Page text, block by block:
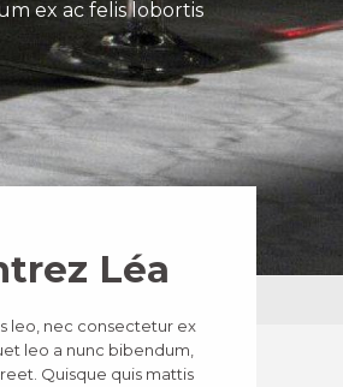
ex ac felis lobortis
Léa
leo, nec consectetur ex
leo a nunc bibendum,
Quisque quis mattis